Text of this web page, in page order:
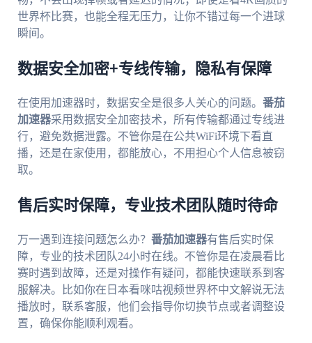
世界杯比赛，也能全程无压力，让你不错过每一个进球
瞬间。
数据安全加密+专线传输，隐私有保障
在使用加速器时，数据安全是很多人关心的问题。 番茄
加速器采用数据安全加密技术，所有传输都通过专线进
行，避免数据泄露。不管你是在公共WiFi环境下看直
播，还是在家使用，都能放心，不用担心个人信息被窃
取。
售后实时保障，专业技术团队随时待命
万一遇到连接问题怎么办？ 番茄加速器有售后实时保
障，专业的技术团队24小时在线。不管你是在凌晨看比
赛时遇到故障，还是对操作有疑问，都能快速联系到客
服解决。比如你在日本看咪咕视频世界杯中文解说无法
播放时，联系客服，他们会指导你切换节点或者调整设
置，确保你能顺利观看。